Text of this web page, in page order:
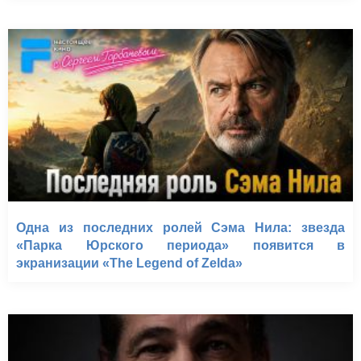
Одна из последних ролей Сэма Нила: звезда
«Парка Юрского периода» появится в
экранизации «The Legend of Zelda»